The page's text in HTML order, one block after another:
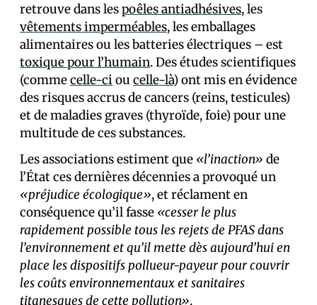
retrouve dans lespoêles antiadhésives, les
vêtements imperméables, les emballages
alimentaires ou les batteries électriques – est
toxique pour l’humain. Des études scientifiques
(commecelle-ci ou celle-là) ont mis en évidence
des risques accrus de cancers (reins, testicules)
et de maladies graves (thyroïde, foie) pour une
multitude de ces substances.
Les associations estiment que «l’inaction» de
l’État ces dernières décennies a provoqué un
«préjudice écologique», et réclament en
conséquence qu’il fasse «cesser le plus
rapidement possible tous les rejets de PFAS dans
l’environnement et qu’il mette dès aujourd’hui en
place les dispositifs pollueur-payeur pour couvrir
les coûts environnementaux et sanitaires
titanesques de cette pollution».